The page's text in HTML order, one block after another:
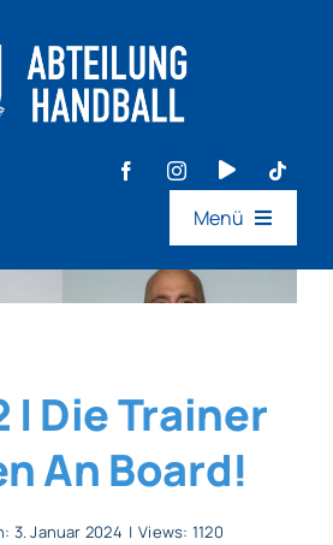
Menü
| Die Trainer
An Board!
3. Januar 2024 | Views: 1120